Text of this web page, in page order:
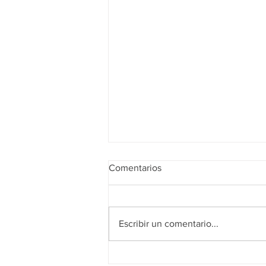
Realidad de octubre
Comentarios
Escribir un comentario...